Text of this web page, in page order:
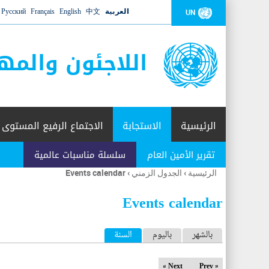
UN العربية 中文
English
Français
Русский
اللاجئون
الرئيسية الاستجابة
تقرير الأمين العام سلسلة مناسبات عالمية
الاجتماع الرفيع المستوى
أنت
هنا
الرئيسية › الجدول الزمني ›
Events calendar
Events calendar
ا
ل
بالشهر باليوم السنة (علامة التبويب النشطة)